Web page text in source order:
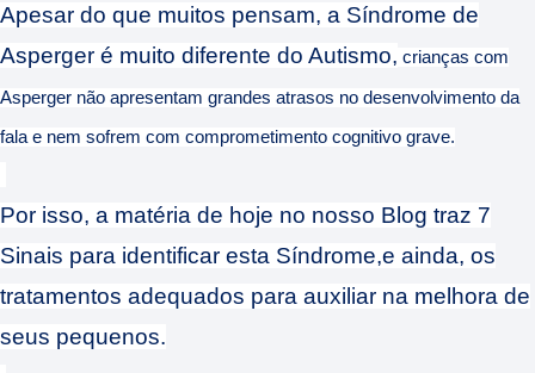
Apesar do que muitos pensam, a Síndrome de
Asperger é muito diferente do Autismo, crianças com
Asperger não apresentam grandes atrasos no desenvolvimento da
fala e nem sofrem com comprometimento cognitivo grave.
Por isso, a matéria de hoje no nosso Blog traz 7
Sinais para identificar esta Síndrome,e ainda, os
tratamentos adequados para auxiliar na melhora de
seus pequenos.